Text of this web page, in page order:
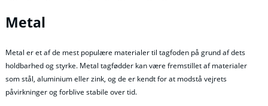
Metal
Metal er et af de mest populære materialer til tagfoden på grund af dets
holdbarhed og styrke. Metal tagfødder kan være fremstillet af materialer
som stål, aluminium eller zink, og de er kendt for at modstå vejrets
påvirkninger og forblive stabile over tid.